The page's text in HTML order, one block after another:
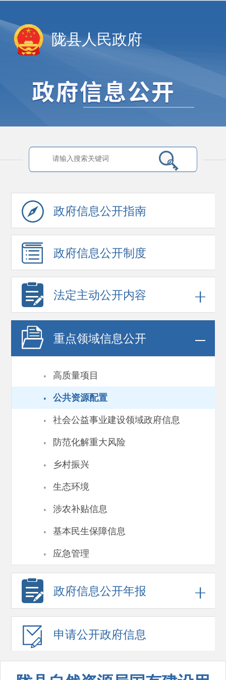
陇县人民政府
政府信息公开指南
政府信息公开制度
法定主动公开内容
重点领域信息公开
· 高质量项目
· 公共资源配置
· 社会公益事业建设领域政府信息
· 防范化解重大风险
· 乡村振兴
· 生态环境
· 涉农补贴信息
· 基本民生保障信息
· 应急管理
政府信息公开年报
申请公开政府信息